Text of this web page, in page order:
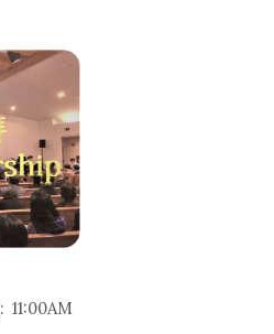
: 11:00AM